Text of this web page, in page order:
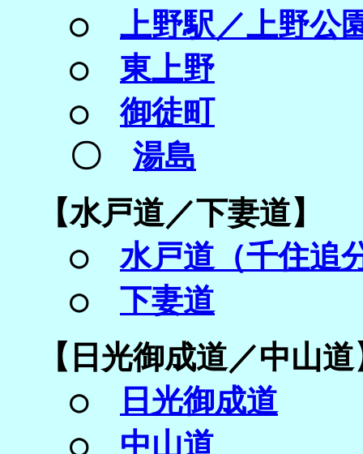
○ 上野駅／上野公
○ 東上野
○御徒町
〇 湯島
【水戸道／下妻道】
○水戸道（千住追
○ 下妻道
【 日光御成道／中山道
○
日光御成道
○ 中山道